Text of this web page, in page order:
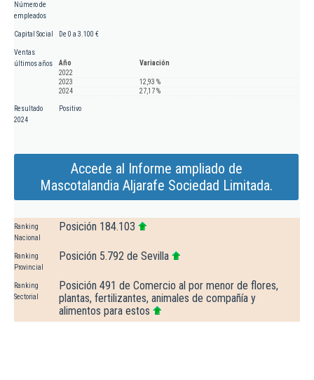
Número de
empleados
Capital Social De 0 a 3.100 €
Ventas
últimos años
Año
Variación
2022
2023
12,93 %
2024
27,17 %
Resultado
2024
Positivo
Accede al Informe ampliado de
Mascotalandia Aljarafe Sociedad Limitada.
Ranking
Nacional
Posición 184.103
Ranking
Provincial
Posición 5.792 de Sevilla
Ranking
Sectorial
Posición 491 de Comercio al por menor de flores,
plantas, fertilizantes, animales de compañía y
alimentos para estos